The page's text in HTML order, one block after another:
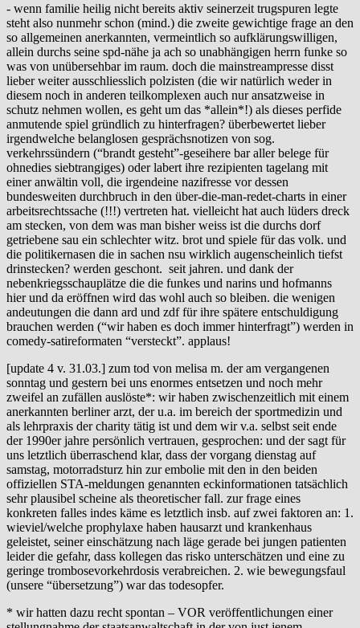
- wenn familie heilig nicht bereits aktiv seinerzeit trugspuren legte
steht also nunmehr schon (mind.) die zweite gewichtige frage an den
so allgemeinen anerkannten, vermeintlich so aufklärungswilligen,
allein durchs seine spd-nähe ja ach so unabhängigen herrn funke so
was von unübersehbar im raum. doch die mainstreampresse disst
lieber weiter ausschliesslich polzisten (die wir natürlich weder in
diesem noch in anderen teilkomplexen auch nur ansatzweise in
schutz nehmen wollen, es geht um das *allein*!) als dieses perfide
anmutende spiel gründlich zu hinterfragen? überbewertet lieber
irgendwelche belanglosen gesprächsnotizen von sog.
verkehrssündern (“brandt gesteht”-geseihere bar aller belege für
ohnedies siebtrangiges) oder labert ihre rezipienten tagelang mit
einer anwältin voll, die irgendeine nazifresse vor dessen
bundesweiten durchbruch in den über-die-man-redet-charts in einer
arbeitsrechtssache (!!!) vertreten hat. vielleicht hat auch lüders dreck
am stecken, von dem was man bisher weiss ist die durchs dorf
getriebene sau ein schlechter witz. brot und spiele für das volk. und
die politikernasen die in sachen nsu wirklich augenscheinlich tiefst
drinstecken? werden geschont. seit jahren. und dank der
nebenkriegsschauplätze die die funkes und narins und hofmanns
hier und da eröffnen wird das wohl auch so bleiben. die wenigen
andeutungen die dann ard und zdf für ihre spätere entschuldigung
brauchen werden (“wir haben es doch immer hinterfragt”) werden in
comedy-satireformaten “versteckt”. applaus!
[update 4 v. 31.03.] zum tod von melisa m. der am vergangenen
sonntag und gestern bei uns enormes entsetzen und noch mehr
zweifel an zufällen auslöste*: wir haben zwischenzeitlich mit einem
anerkannten berliner arzt, der u.a. im bereich der sportmedizin und
als lehrpraxis der charity tätig ist und dem wir v.a. selbst seit ende
der 1990er jahre persönlich vertrauen, gesprochen: und der sagt für
uns letztlich überraschend klar, dass der vorgang dienstag auf
samstag, motorradsturz hin zur embolie mit den in den beiden
offiziellen STA-meldungen genannten eckinformationen tatsächlich
sehr plausibel scheine als theoretischer fall. zur frage eines
konkreten falles indes käme es letztlich insb. auf zwei faktoren an: 1.
wieviel/welche prophylaxe haben hausarzt und krankenhaus
geleistet, seiner einschätzung nach läge gerade bei jungen patienten
leider die gefahr, dass kollegen das risko unterschätzen und eine zu
geringe trombosevorkehrdosis verabreichen. 2. wie bewegungsfaul
(unsere “übersetzung”) war das todesopfer.
* wir hatten dazu recht spontan – VOR veröffentlichungen einer